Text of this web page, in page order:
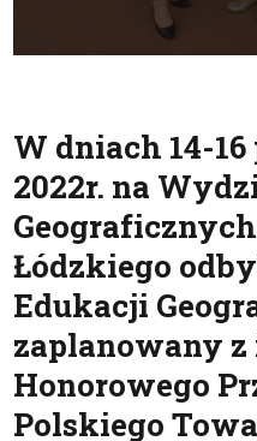
W dniach 14-
2022r. na
Łódzkiego
Edukacji
zaplanowany
Honorowego
Polskiego